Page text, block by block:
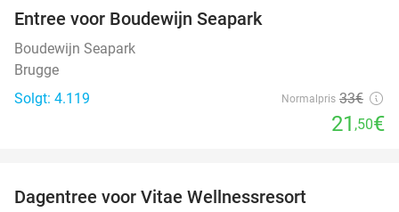
Entree voor Boudewijn Seapark
Boudewijn Seapark
Brugge
Solgt: 4.119
Normalpris 33€
21 ,50€
Dagentree voor Vitae Wellnessresort